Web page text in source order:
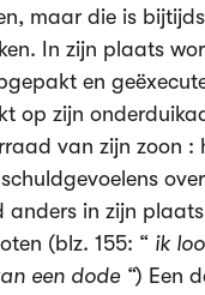
maar die is bijtijds
In zijn plaats
en
op zijn
van zijn zoon :
anders in zijn
(blz. 155: “ik
een dode “) Een